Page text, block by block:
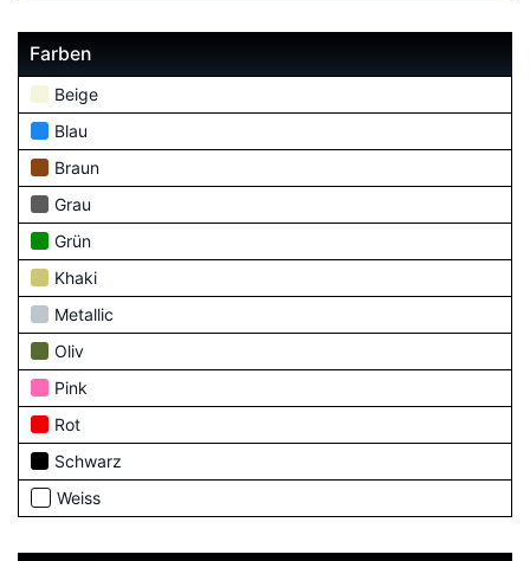
Farben
Beige
Blau
Braun
Grau
Grün
Khaki
Metallic
Oliv
Pink
Rot
Schwarz
Weiss